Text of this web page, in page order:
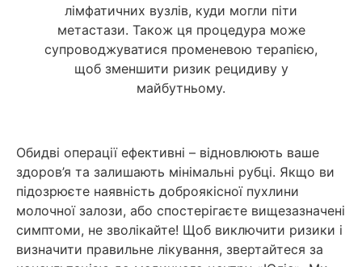
лімфатичних вузлів, куди могли піти
метастази. Також ця процедура може
супроводжуватися променевою терапією,
щоб зменшити ризик рецидиву у
майбутньому.
Обидві операції ефективні – відновлюють ваше
здоров’я та залишають мінімальні рубці. Якщо ви
підозрюєте наявність доброякісної пухлини
молочної залози, або спостерігаєте вищезазначені
симптоми, не зволікайте! Щоб виключити ризики і
визначити правильне лікування, звертайтеся за